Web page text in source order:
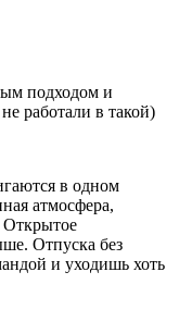
подходом и
работали в такой)
в одном
атмосфера,
Открытое
Отпуска без
и уходишь хоть